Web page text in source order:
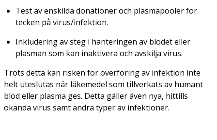
Test av enskilda donationer och plasmapooler för
tecken på virus/infektion.
Inkludering av steg i hanteringen av blodet eller
plasman som kan inaktivera och avskilja virus.
Trots detta kan risken för överföring av infektion inte
helt uteslutas när läkemedel som tillverkats av humant
blod eller plasma ges. Detta gäller även nya, hittills
okända virus samt andra typer av infektioner.